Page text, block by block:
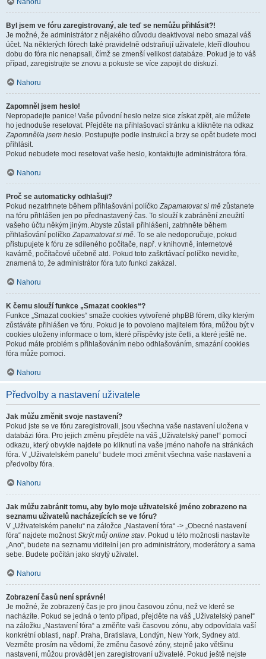
Nahoru
Byl jsem ve fóru zaregistrovaný, ale teď se nemůžu přihlásit?!
Je možné, že administrátor z nějakého důvodu deaktivoval nebo smazal váš
účet. Na některých fórech také pravidelně odstraňují uživatele, kteří dlouhou
dobu do fóra nic nenapsali, čímž se zmenší velikost databáze. Pokud je to váš
případ, zaregistrujte se znovu a pokuste se více zapojit do diskuzí.
Nahoru
Zapomněl jsem heslo!
Nepropadejte panice! Vaše původní heslo nelze sice získat zpět, ale můžete
ho jednoduše resetovat. Přejděte na přihlašovací stránku a klikněte na odkaz
Zapomněl/a jsem heslo. Postupujte podle instrukcí a brzy se opět budete moci
přihlásit.
Pokud nebudete moci resetovat vaše heslo, kontaktujte administrátora fóra.
Nahoru
Proč se automaticky odhlašuji?
Pokud nezatrhnete během přihlašování políčkoZapamatovat si mě zůstanete
na fóru přihlášen jen po přednastavený čas. To slouží k zabránění zneužití
vašeho účtu někým jiným. Abyste zůstali přihlášeni, zatrhněte během
přihlašování políčkoZapamatovat si mě. To se ale nedoporučuje, pokud
přistupujete k fóru ze sdíleného počítače, např. v knihovně, internetové
kavárně, počítačové učebně atd. Pokud toto zaškrtávací políčko nevidíte,
znamená to, že administrátor fóra tuto funkci zakázal.
Nahoru
K čemu slouží funkce „Smazat cookies“?
Funkce „Smazat cookies“ smaže cookies vytvořené phpBB fórem, díky kterým
zůstáváte přihlášen ve fóru. Pokud je to povoleno majitelem fóra, můžou být v
cookies uloženy informace o tom, které příspěvky jste četli, a které ještě ne.
Pokud máte problém s přihlašováním nebo odhlašováním, smazání cookies
fóra může pomoci.
Nahoru
Předvolby a nastavení uživatele
Jak můžu změnit svoje nastavení?
Pokud jste se ve fóru zaregistrovali, jsou všechna vaše nastavení uložena v
databázi fóra. Pro jejich změnu přejděte na váš „Uživatelský panel“ pomocí
odkazu, který obvykle najdete po kliknutí na vaše jméno nahoře na stránkách
fóra. V „Uživatelském panelu“ budete moci změnit všechna vaše nastavení a
předvolby fóra.
Nahoru
Jak můžu zabránit tomu, aby bylo moje uživatelské jméno zobrazeno na
seznamu uživatelů nacházejících se ve fóru?
V „Uživatelském panelu“ na záložce „Nastavení fóra“ -> „Obecné nastavení
fóra“ najdete možnostSkrýt můj online stav. Pokud u této možnosti nastavíte
„Ano“, budete na seznamu viditelní jen pro administrátory, moderátory a sama
sebe. Budete počítán jako skrytý uživatel.
Nahoru
Zobrazení časů není správné!
Je možné, že zobrazený čas je pro jinou časovou zónu, než ve které se
nacházíte. Pokud se jedná o tento případ, přejděte na váš „Uživatelský panel“
na záložku „Nastavení fóra“ a změňte vaši časovou zónu, aby odpovídala vaší
konkrétní oblasti, např. Praha, Bratislava, Londýn, New York, Sydney atd.
Vezměte prosím na vědomí, že změnu časové zóny, stejně jako většinu
nastavení, můžou provádět jen zaregistrovaní uživatelé. Pokud ještě nejste